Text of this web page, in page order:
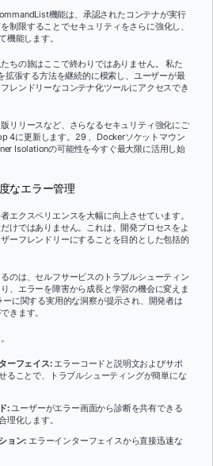
機能は、承認されたコンテナが実行
制限することでセキュリティをさらに強化し、
機能します。
ちの旅はここで終わりではありません。 私た
張する方法を継続的に模索し、ユーザーが最
レンドリーなコンテナ化ツールにアクセスでき
リリースなど、さらなるセキュリティ強化にご
4に更新します。29 、Dockerソケットマウン
Isolationの可能性を今すぐ最大限に活用し始
なエラー管理
エクスペリエンスを大幅に向上させています。
けではありません。これは、開発プロセスをよ
ーフレンドリーにすることを目的とした包括的
のは、セルフサービスのトラブルシューティン
、エラーを障害から成長と学習の機会に変えま
に関する実用的な洞察が提示され、開発者は
きます。
ーフェイス:エラーコードと説明文およびサポ
ることで、トラブルシューティングが簡単にな
:ユーザーがエラー画面から診断を共有できる
理化します。
ョン: エラーインターフェイスから直接迅速な